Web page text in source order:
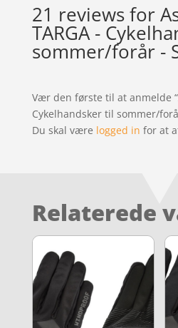
21 reviews for
TARGA -
sommer/forår -
Vær den første til at anmelde
Cykelhandsker til sommer/
Du skal være logged in for at
Relaterede